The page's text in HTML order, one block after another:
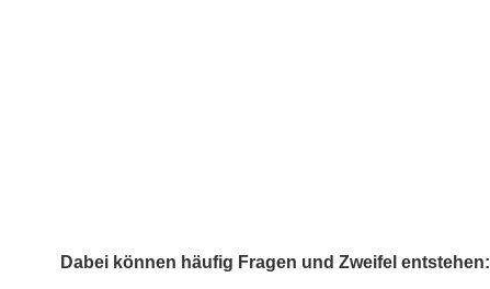
Dabei können häufig Fragen und Zweifel entstehen: